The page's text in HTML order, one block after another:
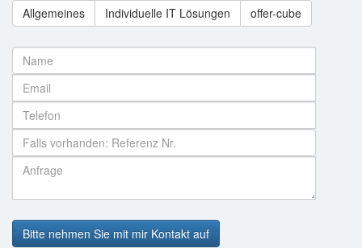
Allgemeines Individuelle IT Lösungen offer-cube
Bitte nehmen Sie mit mir Kontakt auf